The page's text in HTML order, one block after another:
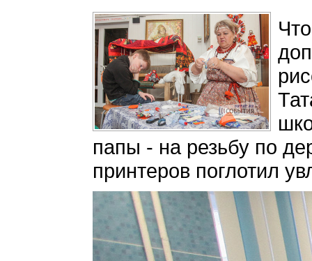
папы - на резьбу по
принтеров поглотил